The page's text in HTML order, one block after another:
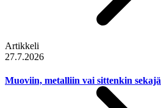
Artikkeli
27.7.2026
Muoviin, metalliin vai sittenkin